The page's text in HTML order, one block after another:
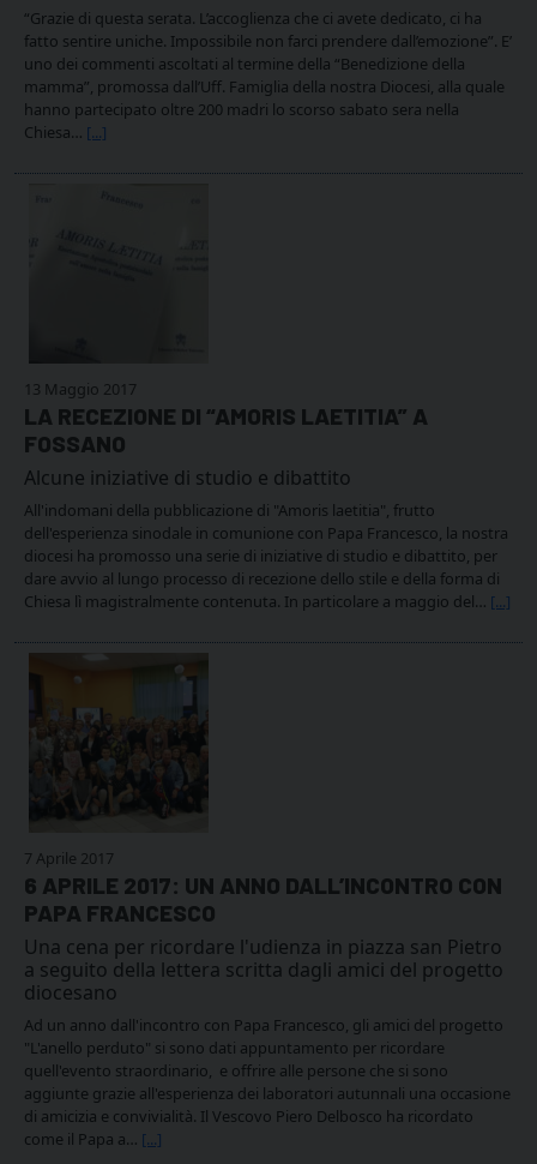
“Grazie di questa serata. L’accoglienza che ci avete dedicato, ci ha
fatto sentire uniche. Impossibile non farci prendere dall’emozione”. E’
uno dei commenti ascoltati al termine della “Benedizione della
mamma”, promossa dall’Uff. Famiglia della nostra Diocesi, alla quale
hanno partecipato oltre 200 madri lo scorso sabato sera nella
Chiesa… [...]
13 Maggio 2017
LA RECEZIONE DI “AMORIS LAETITIA” A
FOSSANO
Alcune iniziative di studio e dibattito
All'indomani della pubblicazione di "Amoris laetitia", frutto
dell'esperienza sinodale in comunione con Papa Francesco, la nostra
diocesi ha promosso una serie di iniziative di studio e dibattito, per
dare avvio al lungo processo di recezione dello stile e della forma di
Chiesa lì magistralmente contenuta. In particolare a maggio del… [...]
7 Aprile 2017
6 APRILE 2017: UN ANNO DALL’INCONTRO CON
PAPA FRANCESCO
Una cena per ricordare l'udienza in piazza san Pietro
a seguito della lettera scritta dagli amici del progetto
diocesano
Ad un anno dall'incontro con Papa Francesco, gli amici del progetto
"L'anello perduto" si sono dati appuntamento per ricordare
quell'evento straordinario, e offrire alle persone che si sono
aggiunte grazie all'esperienza dei laboratori autunnali una occasione
di amicizia e convivialità. Il Vescovo Piero Delbosco ha ricordato
come il Papa a… [...]